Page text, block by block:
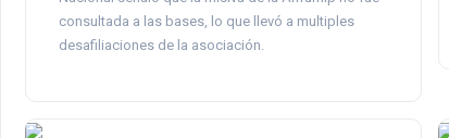
consultada a las bases, lo que llevó a multiples
desafiliaciones de la asociación.